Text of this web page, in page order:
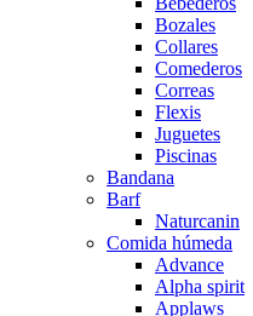
Bozales
Collares
Comederos
Correas
Flexis
Juguetes
Piscinas
Bandana
Barf
Naturcanin
Comida húmeda
Advance
Alpha spirit
Applaws